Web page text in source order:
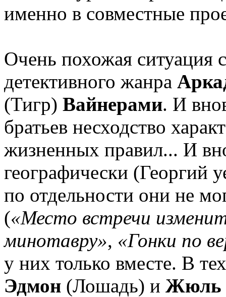
именно в совместные
Очень похожая ситуация
детективного жанра
(Тигр) Вайнерами. И
братьев несходство
жизненных правил... И
географически (Георгий
по отдельности они не
(«Место встречи
минотавру», «Гонки по
у них только вместе. В
Эдмон (Лошадь) и Жюль